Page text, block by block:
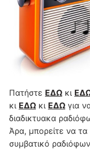
Πατήστε ΕΔΩκι
κι ΕΔΩκι ΕΔΩγια
διαδικτυακα
Άρα, μπορείτε να
συμβατικό